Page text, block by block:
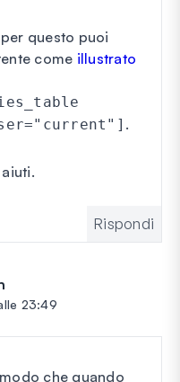
questo puoi
come illustrato
.
Rispondi
23:49
che quando